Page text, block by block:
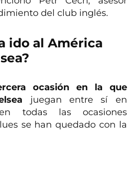
del club inglés.
ido al América
ocasión en la que
juegan entre sí en
todas las ocasiones
se han quedado con la